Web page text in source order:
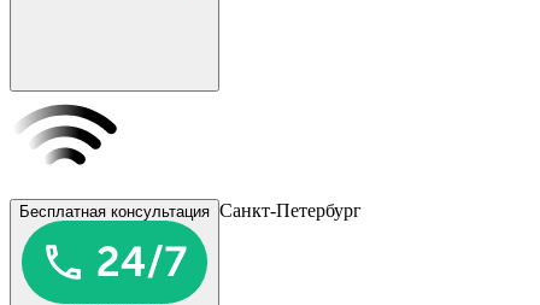
Бесплатная консультация Санкт-Петербург